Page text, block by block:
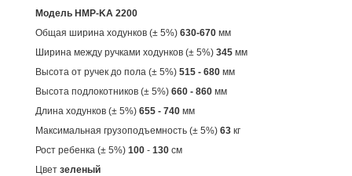
Модель HMP-KA 2200
Общая ширина ходунков (± 5%) 630-670 мм
Ширина между ручками ходунков (± 5%) 345 мм
Высота от ручек до пола (± 5%) 515 - 680 мм
Высота подлокотников (± 5%) 660 - 860 мм
Длина ходунков (± 5%) 655 - 740 мм
Максимальная грузоподъемность (± 5%) 63 кг
Рост ребенка (± 5%) 100 - 130 см
Цвет зеленый